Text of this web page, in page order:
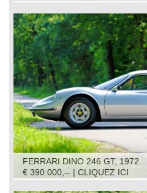
FERRARI DINO 246 GT, 1972
€ 390.000,-- | CLIQUEZ ICI